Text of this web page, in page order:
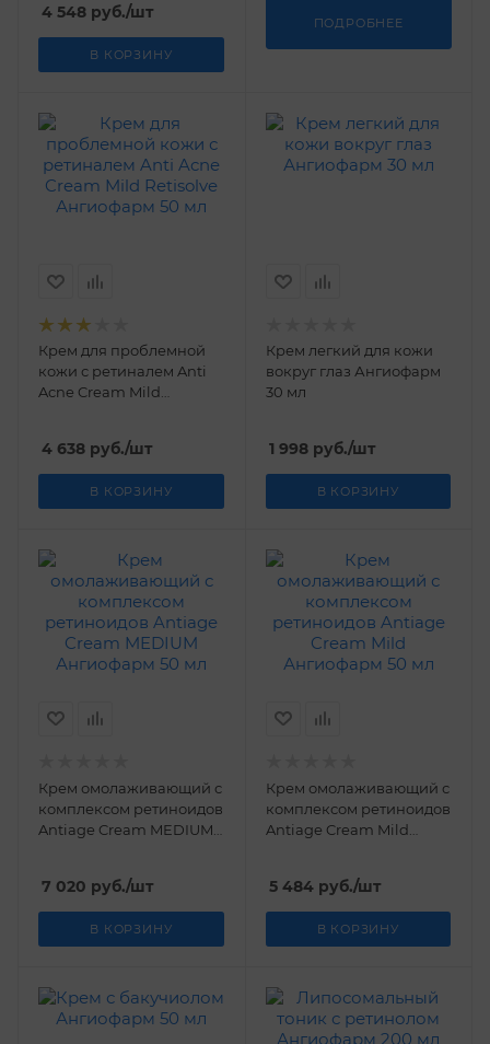
4 548 руб./шт
В КОРЗИНУ
ПОДРОБНЕЕ
Крем для проблемной
кожи с ретиналем Anti
Acne Cream Mild
4 638 руб./шт
В КОРЗИНУ
Крем легкий для кожи
вокруг глаз Ангиофарм
30 мл
1 998руб./шт
В КОРЗИНУ
Крем омолаживающий с
комплексом ретиноидов
Antiage Cream MEDIUM
7 020 руб./шт
В КОРЗИНУ
Крем омолаживающий с
комплексом ретиноидов
Antiage Cream Mild
5 484руб./шт
В КОРЗИНУ